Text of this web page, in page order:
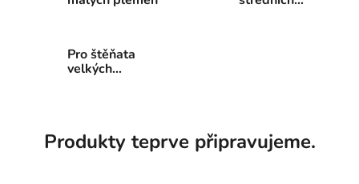
Pro štěňata
velkých
Produkty teprve připravujeme.